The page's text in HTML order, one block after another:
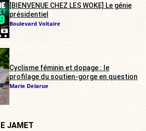
[BIENVENUE CHEZ LES WOKE] Le génie
présidentiel
Boulevard Voltaire
Cyclisme féminin et dopage : le
profilage du soutien-gorge en question
Marie Delarue
JAMET